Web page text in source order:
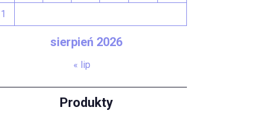
sierpień 2026
« lip
Produkty